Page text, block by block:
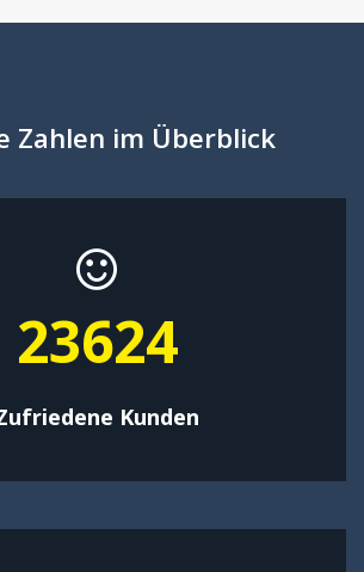
Zahlen im Überblick
38390
Kunden